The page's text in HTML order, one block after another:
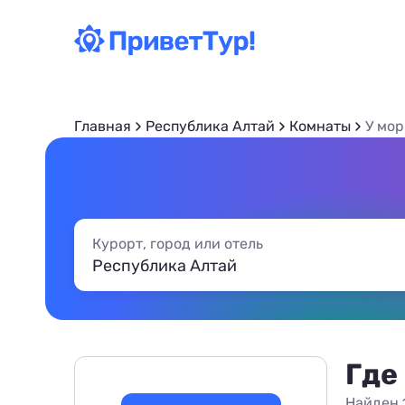
Главная Республика Алтай Комнаты У
Курорт, город или отель